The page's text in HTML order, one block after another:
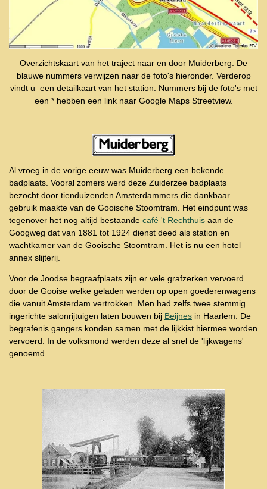
Overzichtskaart van het traject naar en door Muiderberg. De
blauwe nummers verwijzen naar de foto's hieronder. Verderop
vindt u een detailkaart van het station. Nummers bij de foto's met
een * hebben een link naar Google Maps Streetview.
Al vroeg in de vorige eeuw was Muiderberg een bekende
badplaats. Vooral zomers werd deze Zuiderzee badplaats
bezocht door tienduizenden Amsterdammers die dankbaar
gebruik maakte van de Gooische Stoomtram. Het eindpunt was
tegenover het nog altijd bestaande café 't Rechthuis aan de
Googweg dat van 1881 tot 1924 dienst deed als station en
wachtkamer van de Gooische Stoomtram. Het is nu een hotel
annex slijterij.
Voor de Joodse begraafplaats zijn er vele grafzerken vervoerd
door de Gooise welke geladen werden op open goederenwagens
die vanuit Amsterdam vertrokken. Men had zelfs twee stemmig
ingerichte salonrijtuigen laten bouwen bij Beijnes in Haarlem. De
begrafenis gangers konden samen met de lijkkist hiermee worden
vervoerd. In de volksmond werden deze al snel de 'lijkwagens'
genoemd.